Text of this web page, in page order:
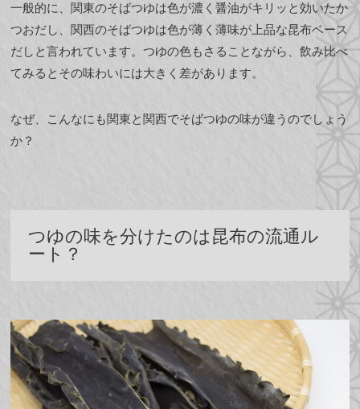
一般的に、関東のそばつゆは色が濃く醤油がキリッと効いたか
つおだし、関西のそばつゆは色が薄く薄味が上品な昆布ベース
だしと言われています。つゆの色もさることながら、飲み比べ
てみるとその味わいには大きく差があります。
なぜ、こんなにも関東と関西でそばつゆの味が違うのでしょう
か？
つゆの味を分けたのは昆布の流通ル
ート？